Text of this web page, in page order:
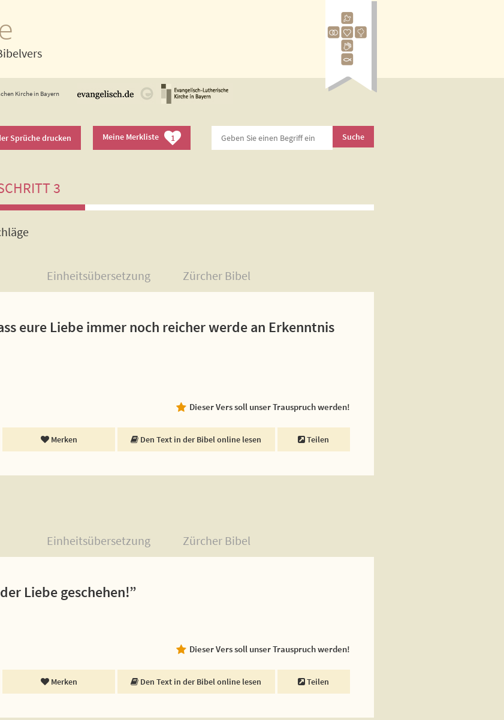
Kirche in Bayern
Sprüche drucken Meine Merkliste 1
3
Einheitsübersetzung Zürcher Bibel
eure Liebe immer noch reicher werde an Erkenntnis
Dieser Vers soll unser Trauspruch werden!
Merken Den Text in der Bibel online lesen Teilen
Einheitsübersetzung Zürcher Bibel
Liebe geschehen!”
Dieser Vers soll unser Trauspruch werden!
Merken Den Text in der Bibel online lesen Teilen